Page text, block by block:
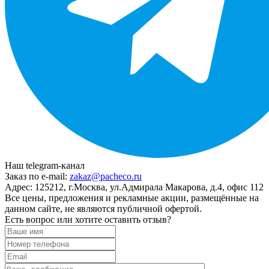
Наш telegram-канал
Заказ по e-mail: zakaz@pacheco.ru
Адрес: 125212, г.Москва, ул.Адмирала Макарова, д.4, офис 112
Все цены, предложения и рекламные акции, размещённые на
данном сайте, не являются публичной офертой.
Есть вопрос или хотите оставить отзыв?